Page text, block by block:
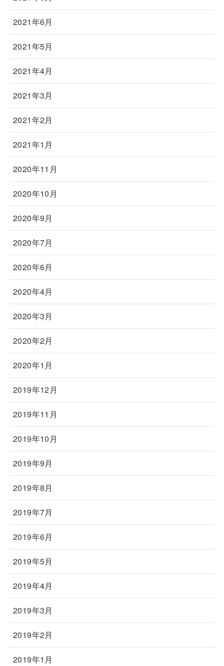
2021年6月
2021年5月
2021年4月
2021年3月
2021年2月
2021年1月
2020年11月
2020年10月
2020年9月
2020年7月
2020年6月
2020年4月
2020年3月
2020年2月
2020年1月
2019年12月
2019年11月
2019年10月
2019年9月
2019年8月
2019年7月
2019年6月
2019年5月
2019年4月
2019年3月
2019年2月
2019年1月